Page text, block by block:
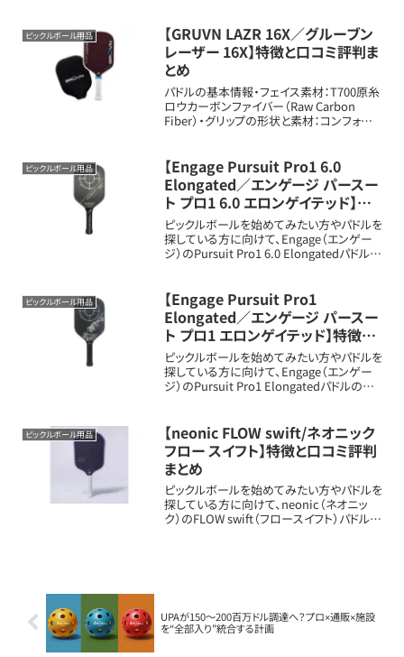
す。16m...
ピックルボール用品
【GRUVN LAZR 16X／グルーブン
レーザー 16X】特徴と口コミ評判ま
とめ
パドルの基本情報・フェイス素材：T700原糸
ロウカーボンファイバー（Raw Carbon
Fiber）・グリップの形状と素材：コンフォート
チ（...
ピックルボール用品
【Engage Pursuit Pro1 6.0
Elongated／エンゲージ パースー
ト プロ1 6.0 エロンゲイテッド】特
徴と口コミ評判まとめ
ピックルボールを始めてみたい方やパドルを
探している方に向けて、Engage（エンゲー
ジ）のPursuit Pro1 6.0 Elongatedパドルの
Tor...
ピックルボール用品
【Engage Pursuit Pro1
Elongated／エンゲージ パースー
ト プロ1 エロンゲイテッド】特徴と
口コミ評判まとめ
ピックルボールを始めてみたい方やパドルを
探している方に向けて、Engage（エンゲー
ジ）のPursuit Pro1 Elongatedパドルの新
Toray T...
ピックルボール用品
【neonic FLOW swift/ネオニック
フロー スイフト】特徴と口コミ評判
まとめ
ピックルボールを始めてみたい方やパドルを
探している方に向けて、neonic（ネオニッ
ク）のFLOW swift（フロースイフト）パドルの
UPAが150〜200百万ドル調達へ？プロ×通販×施設
を“全部入り”統合する計画